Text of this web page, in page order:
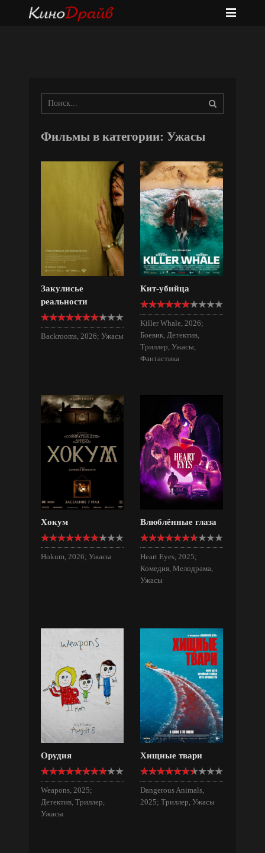
Фильмы в категории: Ужасы
Закулисье
реальности
Backrooms, 2026; Ужасы
Кит-убийца
Killer Whale, 2026;
Боевик, Детектив,
Триллер, Ужасы,
Фантастика
Хокум
Hokum, 2026; Ужасы
Влюблённые глаза
Heart Eyes, 2025;
Комедия, Мелодрама,
Ужасы
Орудия
Weapons, 2025;
Детектив, Триллер,
Ужасы
Хищные твари
Dangerous Animals,
2025; Триллер, Ужасы